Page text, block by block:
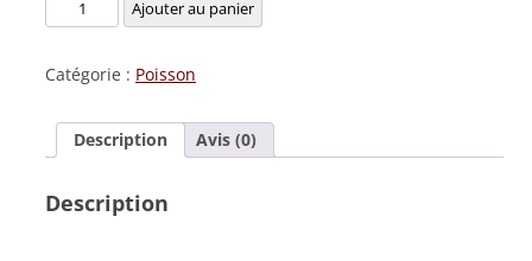
de
de
cuits
la
Ajouter au panier
Catégorie : Poisson
Description Avis (0)
Description